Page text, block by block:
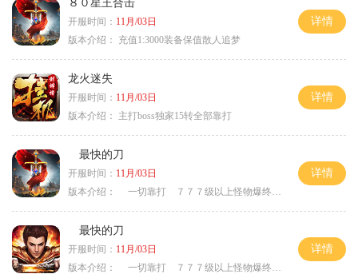
８０星王合击
开服时间： 11月/03日
版本介绍：
充值1:3000装备保值散人追梦
详情
龙火迷失
开服时间： 11月/03日
版本介绍：
主打boss独家15转全部靠打
详情
最快的刀
开服时间： 11月/03日
版本介绍：
一切靠打 ７７７级以上怪物爆终极
详情
最快的刀
开服时间： 11月/03日
版本介绍：
一切靠打 ７７７级以上怪物爆终极
详情